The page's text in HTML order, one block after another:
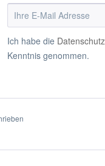
Ich habe die
Kenntnis genommen.